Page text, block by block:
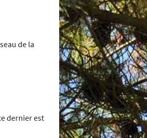
naturalistes de Ré Nature
de la
dernier est